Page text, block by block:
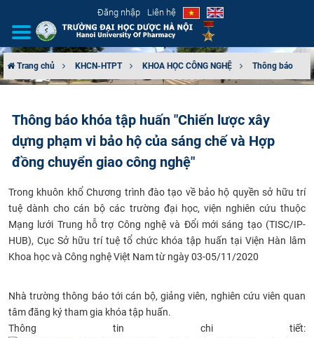
Đăng nhập Liên hệ
CƠ CẤU TỔ CHỨC
TUYỂN SINH
ĐÀO TẠO
ĐẢM BẢO CHẤT LƯỢNG
KHOA HỌC CÔNG NGHỆ
HTQT
CỰU NGƯỜI HỌC
Trang chủ KHCN-HTPT KHOA HỌC CÔNG NGHỆ Thông báo
Thông báo khóa tập huấn "Chiến lược xây
dựng phạm vi bảo hộ của sáng chế và Hợp
đồng chuyển giao công nghệ"
​Trong khuôn khổ Chương trình đào tạo về bảo hộ quyền sở hữu trí
tuệ dành cho cán bộ các trường đại học, viện nghiên cứu thuộc
Mạng lưới Trung hỗ trợ Công nghệ và Đổi mới sáng tạo (TISC/IP-
HUB), Cục Sở hữu trí tuệ tổ chức khóa tập huấn tại Viện Hàn lâm
Khoa học và Công nghệ Việt Nam từ ngày 03-05/11/2020
​Nhà trường thông báo tới cán bộ, giảng viên, nghiên cứu viên quan
tâm đăng ký tham gia khóa tập huấn.
Thông tin chi tiết: